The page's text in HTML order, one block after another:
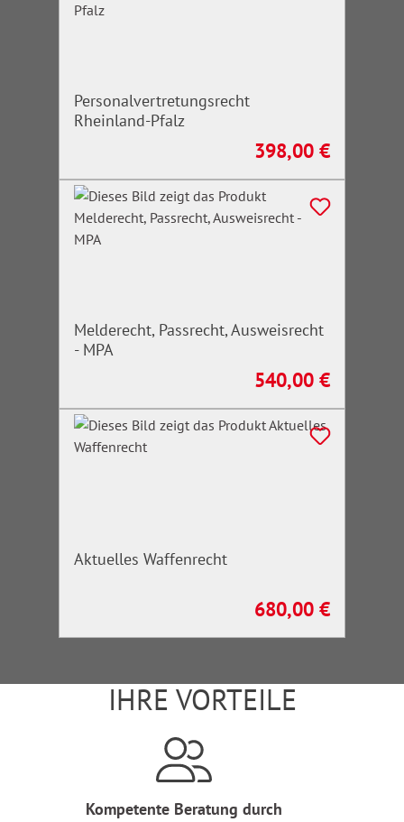
Personalvertretungsrecht
Rheinland-Pfalz
Regulärer Preis:
398,00 €
Melderecht, Passrecht, Ausweisrecht
- MPA
Regulärer Preis:
540,00 €
Aktuelles Waffenrecht
Regulärer Preis:
680,00 €
IHRE VORTEILE
Kompetente Beratung durch